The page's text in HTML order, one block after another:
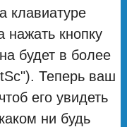
клавиатуре
нажать кнопку
будет в более
Теперь ваш
его увидеть
ни будь